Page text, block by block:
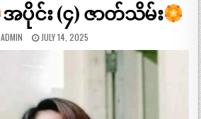
အပိုင်း (၄) ဇာတ်သိမ်း
ADMIN JULY 14, 2025